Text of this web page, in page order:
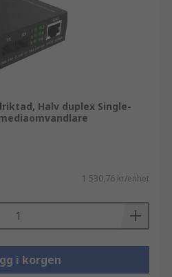
Halv duplex Single-
1 530,76 kr/enhet
i korgen